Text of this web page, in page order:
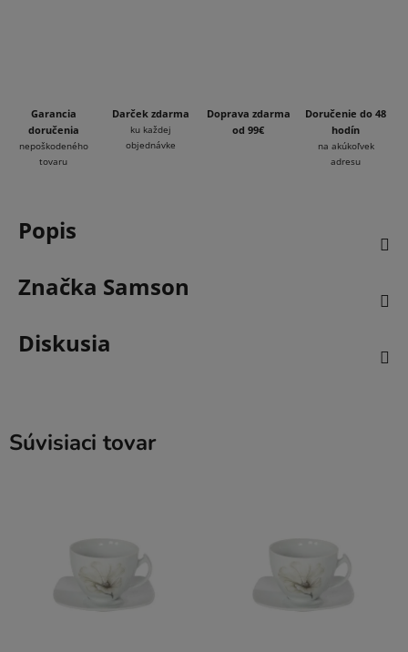
Garancia
doručenia
nepoškodeného
tovaru
Darček zdarma
ku každej
objednávke
Doprava zdarma
od 99€
Doručenie do 48
hodín
na akúkoľvek
adresu
Popis
Značka Samson
Diskusia
Súvisiaci tovar